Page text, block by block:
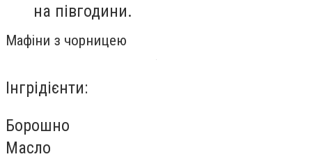
на півгодини.
Мафіни з чорницею
Інгрідієнти:
Борошно
Масло